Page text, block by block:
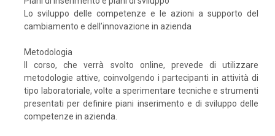
Lo sviluppo delle competenze e le azioni a supporto del
cambiamento e dell’innovazione in azienda
Metodologia
Il corso, che verrà svolto online, prevede di utilizzare
metodologie attive, coinvolgendo i partecipanti in attività di
tipo laboratoriale, volte a sperimentare tecniche e strumenti
presentati per definire piani inserimento e di sviluppo delle
competenze in azienda.